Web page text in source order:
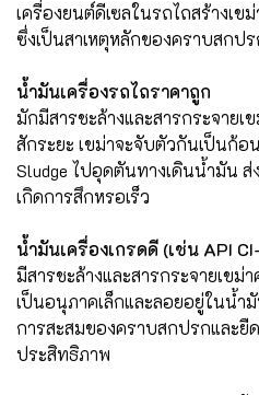
เครื่องยนต์ดีเซลในรถไถสร้างเข
ซึ่งเป็นสาเหตุหลักของคราบสกป
น้ำมันเครื่องรถไถราคาถูก
มักมีสารชะล้างและสารกระจาย
สักระยะ เขม่าจะจับตัวกันเป็นก้
Sludge ไปอุดตันทางเดินน้ำมัน
เกิดการสึกหรอเร็ว
น้ำมันเครื่องเกรดดี (เช่น API
มีสารชะล้างและสารกระจายเข
เป็นอนุภาคเล็กและลอยอยู่ในน้ำ
การสะสมของคราบสกปรกและยื
ประสิทธิภาพ